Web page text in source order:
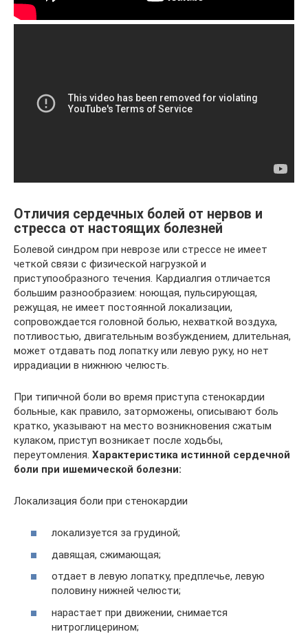
Отличия сердечных болей от нервов и
стресса от настоящих болезней
Болевой синдром при неврозе или стрессе не имеет
четкой связи с физической нагрузкой и
приступообразного течения. Кардиалгия отличается
большим разнообразием: ноющая, пульсирующая,
режущая, не имеет постоянной локализации,
сопровождается головной болью, нехваткой воздуха,
потливостью, двигательным возбуждением, длительная,
может отдавать под лопатку или левую руку, но нет
иррадиации в нижнюю челюсть.
При типичной боли во время приступа стенокардии
больные, как правило, заторможены, описывают боль
кратко, указывают на место возникновения сжатым
кулаком, приступ возникает после ходьбы,
переутомления. Характеристика истинной сердечной
боли при ишемической болезни:
Локализация боли при стенокардии
локализуется за грудиной;
давящая, сжимающая;
отдает в левую лопатку, предплечье, левую
половину нижней челюсти;
нарастает при движении, снимается
нитроглицерином;